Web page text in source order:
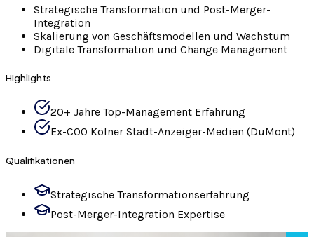
Strategische Transformation und Post-Merger-
Integration
Skalierung von Geschäftsmodellen und Wachstum
Digitale Transformation und Change Management
Highlights
20+ Jahre Top-Management Erfahrung
Ex-COO Kölner Stadt-Anzeiger-Medien (DuMont)
Qualifikationen
Strategische Transformationserfahrung
Post-Merger-Integration Expertise